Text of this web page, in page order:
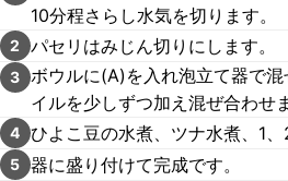
10分程さらし水気を切ります。
2 パセリはみじん切りにします。
3 ボウルに(A)を入れ泡立て器で
イルを少しずつ加え混ぜ合わせ
4 ひよこ豆の水煮、ツナ水煮、1、
5 器に盛り付けて完成です。